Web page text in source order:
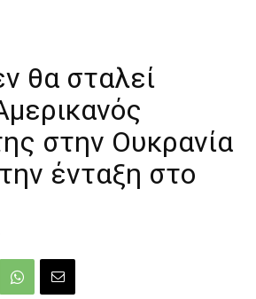
θα σταλεί
στην Ουκρανία
ένταξη στο